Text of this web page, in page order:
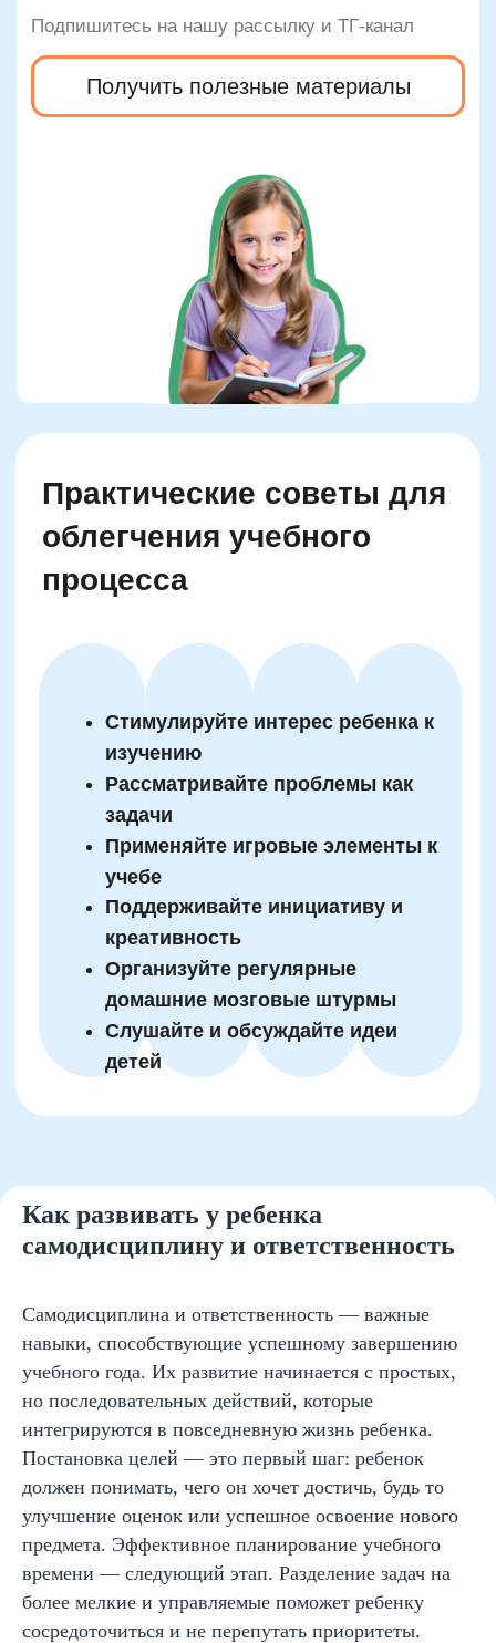
Как развивать у ребенка
самодисциплину и ответственность
Самодисциплина и ответственность — важные
навыки, способствующие успешному завершению
учебного года. Их развитие начинается с простых,
но последовательных действий, которые
интегрируются в повседневную жизнь ребенка.
Постановка целей — это первый шаг: ребенок
должен понимать, чего он хочет достичь, будь то
улучшение оценок или успешное освоение нового
предмета. Эффективное планирование учебного
времени — следующий этап. Разделение задач на
более мелкие и управляемые поможет ребенку
сосредоточиться и не перепутать приоритеты.
Используйте визуальные карты и
повторения с другом
Организуйте домашние мини-
лекции
Применяйте изученные знания на
практике
Обсуждайте освоенный материал
на семейных ужинах
Эффективные методы
закрепления пройденного